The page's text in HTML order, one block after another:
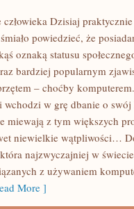
człowieka Dzisiaj
powiedzieć, że
oznaką statusu
bardziej popularnym
– choćby
wchodzi w grę dbanie o
miewają z tym większych
niewielkie wątpliwości…
najzwyczajniej w
z używaniem
More ]